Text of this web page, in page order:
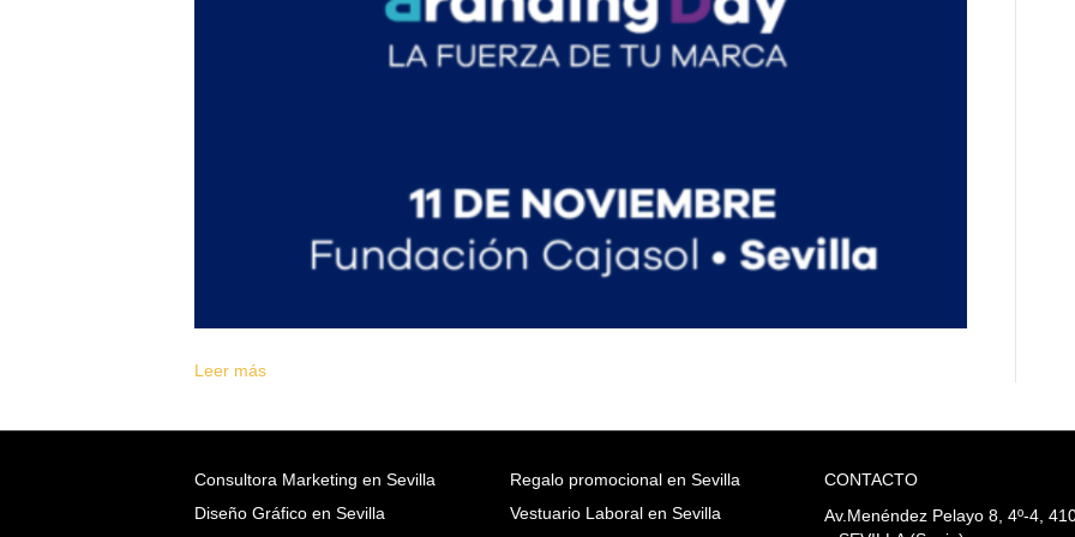
Leer más
Consultora Marketing en Sevilla
Diseño Gráfico en Sevilla
Regalo promocional en Sevilla
Vestuario Laboral en Sevilla
CONTACTO
Av.Menéndez Pelayo 8, 4º-4,